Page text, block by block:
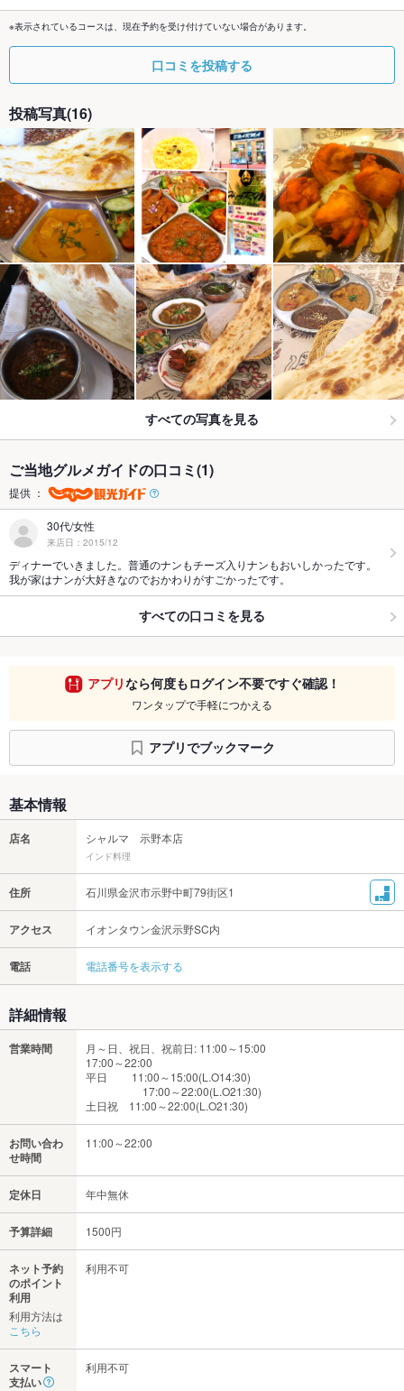
※表示されているコースは、現在予約を受け付けていない場合があります。
口コミを投稿する
投稿写真(16)
すべての写真を見る
ご当地グルメガイドの口コミ(1)
提供 ：
30代/女性
来店日：2015/12
ディナーでいきました。普通のナンもチーズ入りナンもおいしかったです。
我が家はナンが大好きなのでおかわりがすごかったです。
すべての口コミを見る
アプリなら何度もログイン不要ですぐ確認！
ワンタップで手軽につかえる
アプリでブックマーク
基本情報
店名 シャルマ 示野本店
インド料理
住所 石川県金沢市示野中町79街区1
アクセス イオンタウン金沢示野SC内
電話 電話番号を表示する
詳細情報
営業時間
月～日、祝日、祝前日: 11:00～15:00
17:00～22:00
平日 11:00～15:00(L.O14:30)
17:00～22:00(L.O21:30)
土日祝 11:00～22:00(L.O21:30)
お問い合わ
せ時間
11:00～22:00
定休日 年中無休
予算詳細 1500円
ネット予約
のポイント
利用
利用方法は
こちら
利用不可
スマート
支払い
利用不可